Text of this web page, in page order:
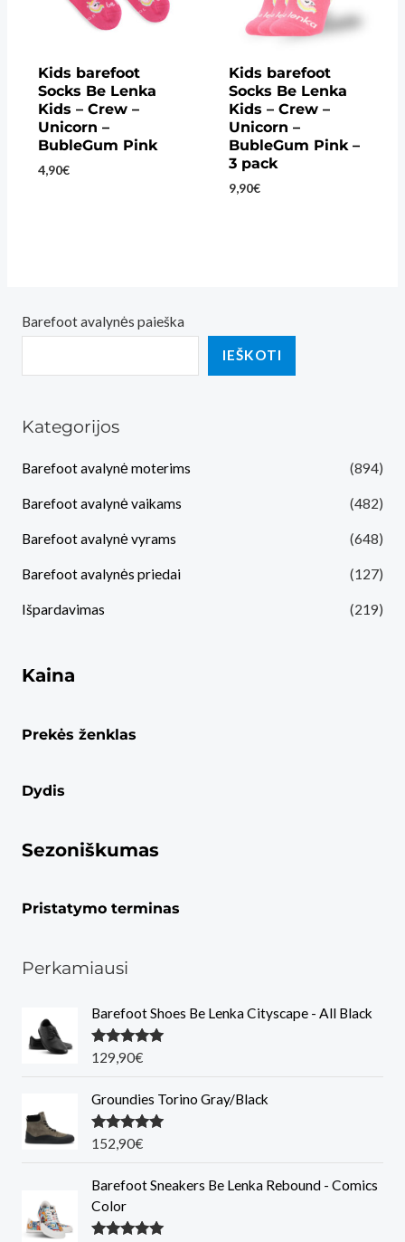
Kids barefoot
Socks Be Lenka
Kids – Crew –
Unicorn –
BubleGum Pink
4,90€
Kids barefoot
Socks Be Lenka
Kids – Crew –
Unicorn –
BubleGum Pink –
3 pack
9,90€
Barefoot avalynės paieška
IEŠKOTI
Kategorijos
Barefoot avalynė moterims (894)
Barefoot avalynė vaikams (482)
Barefoot avalynė vyrams (648)
Barefoot avalynės priedai (127)
Išpardavimas (219)
Kaina
Prekės ženklas
Dydis
Sezoniškumas
Pristatymo terminas
Perkamiausi
Barefoot Shoes Be Lenka Cityscape - All Black
Įvertinimas
5.00
129,90€
Groundies Torino Gray/Black
Įvertinimas
152,90€
Barefoot Sneakers Be Lenka Rebound - Comics
Color